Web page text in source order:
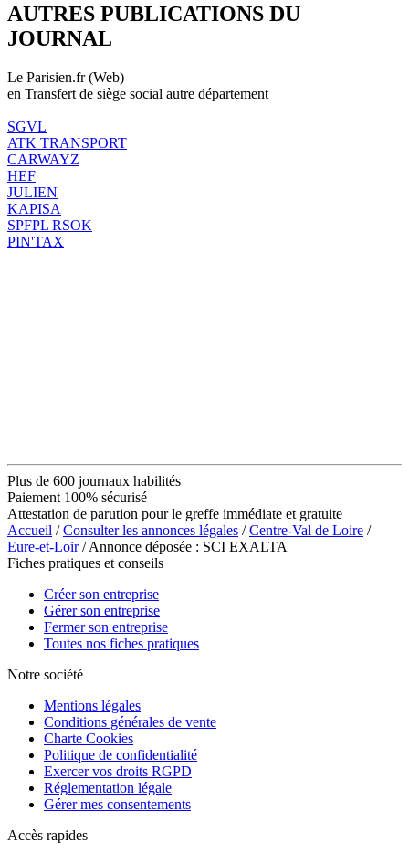
AUTRES PUBLICATIONS DU
JOURNAL
Le Parisien.fr (Web)
en Transfert de siège social autre département
SGVL
ATK TRANSPORT
CARWAYZ
HEF
JULIEN
KAPISA
SPFPL RSOK
PIN'TAX
Plus de 600 journaux habilités
Paiement 100% sécurisé
Attestation de parution pour le greffe immédiate et gratuite
Accueil /Consulter les annonces légales /Centre-Val de Loire /
Eure-et-Loir/ Annonce déposée : SCI EXALTA
Fiches pratiques et conseils
Créer son entreprise
Gérer son entreprise
Fermer son entreprise
Toutes nos fiches pratiques
Notre société
Mentions légales
Conditions générales de vente
Charte Cookies
Politique de confidentialité
Exercer vos droits RGPD
Réglementation légale
Gérer mes consentements
Accès rapides